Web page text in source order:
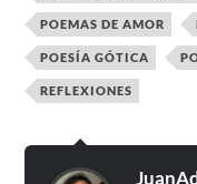
POEMAS DE AMOR
POESÍA GÓTICA
REFLEXIONES